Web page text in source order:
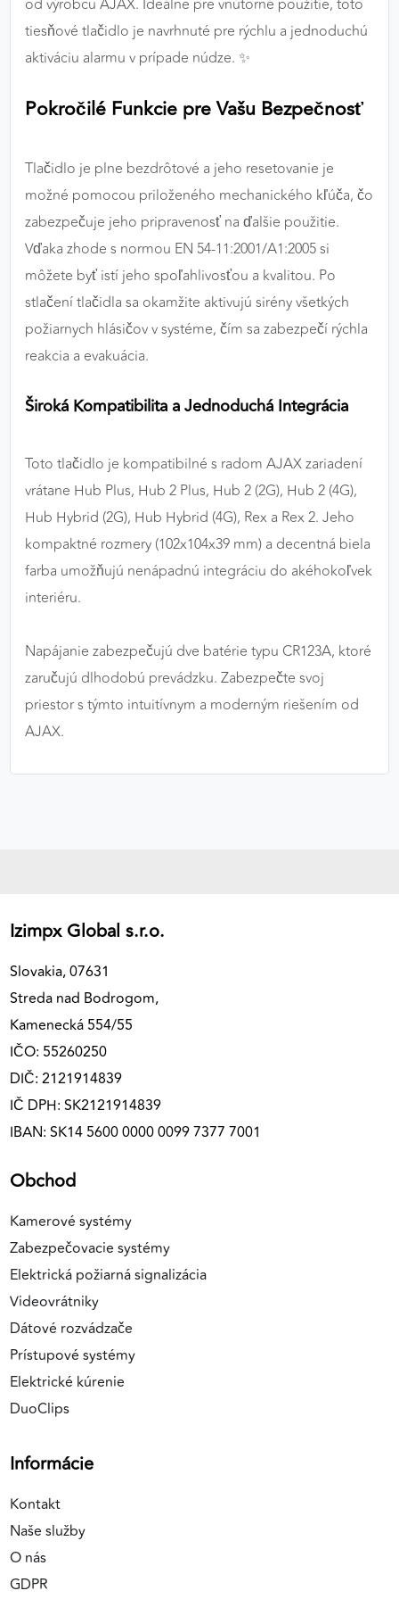
od výrobcu AJAX. Ideálne pre vnútorné použitie, toto
tiesňové tlačidlo je navrhnuté pre rýchlu a jednoduchú
aktiváciu alarmu v prípade núdze. ✨
Pokročilé Funkcie pre Vašu Bezpečnosť
Tlačidlo je plne bezdrôtové a jeho resetovanie je
možné pomocou priloženého mechanického kľúča, čo
zabezpečuje jeho pripravenosť na ďalšie použitie.
Vďaka zhode s normou EN 54-11:2001/A1:2005 si
môžete byť istí jeho spoľahlivosťou a kvalitou. Po
stlačení tlačidla sa okamžite aktivujú sirény všetkých
požiarnych hlásičov v systéme, čím sa zabezpečí rýchla
reakcia a evakuácia.
Široká Kompatibilita a Jednoduchá Integrácia
Toto tlačidlo je kompatibilné s radom AJAX zariadení
vrátane Hub Plus, Hub 2 Plus, Hub 2 (2G), Hub 2 (4G),
Hub Hybrid (2G), Hub Hybrid (4G), Rex a Rex 2. Jeho
kompaktné rozmery (102x104x39 mm) a decentná biela
farba umožňujú nenápadnú integráciu do akéhokoľvek
interiéru.
Napájanie zabezpečujú dve batérie typu CR123A, ktoré
zaručujú dlhodobú prevádzku. Zabezpečte svoj
priestor s týmto intuitívnym a moderným riešením od
AJAX.
Izimpx Global s.r.o.
Slovakia, 07631
Streda nad Bodrogom,
Kamenecká 554/55
IČO: 55260250
DIČ: 2121914839
IČ DPH: SK2121914839
IBAN: SK14 5600 0000 0099 7377 7001
Obchod
Kamerové systémy
Zabezpečovacie systémy
Elektrická požiarná signalizácia
Videovrátniky
Dátové rozvádzače
Prístupové systémy
Elektrické kúrenie
DuoClips
Informácie
Kontakt
Naše služby
O nás
GDPR
výkon a funkčnosť našich stránok.
Google Analytics
MARKETINGOVÉ COOKIES
Marketingové cookies sa používajú na sledovanie
správania používateľov naprieč webovými
zobrazovať cielenú a relevantnú reklamu, a to na
našom webe aj v reklamných sieťach tretích strán.
Google Ads
Poskytovateľ: